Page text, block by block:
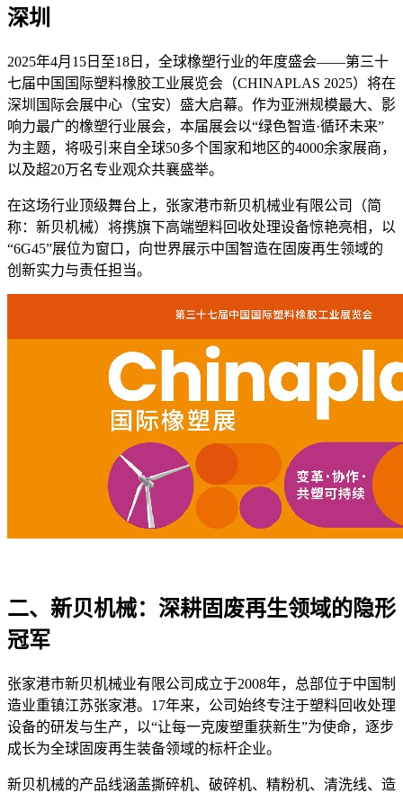
深圳
2025年4月 15 日至18 日，全球橡塑行业的年度盛会——第三十
七届中国国际塑料橡胶工业展览会（CHINAPLAS 2025）将在
深圳国际会展中心（宝安）盛大启幕。作为亚洲规模最大、影
响力最广的橡塑行业展会，本届展会以“绿色智造·循环未来”
为主题，将吸引来自全球50多个国家和地区的4000余家展商，
以及超20万名专业观众共襄盛举。
在这场行业顶级舞台上， 张家港市新贝机械业有限公司（简
称：新贝机械）将携旗下高端塑料回收处理设备惊艳亮相，以
“6G45”展位为窗口，向世界展示中国智造在固废再生领域的
创新实力与责任担当。
二、新贝机械：深耕固废再生领域的隐形
冠军
张家港市新贝机械业有限公司成立于2008年，总部位于中国制
造业重镇江苏张家港。 17年来，公司始终专注于塑料回收处理
设备的研发与生产，以“让每一克废塑重获新生”为使命，逐步
成长为全球固废再生装备领域的标杆企业。
新贝机械的产品线涵盖撕碎机、破碎机、精粉机、清洗线、造